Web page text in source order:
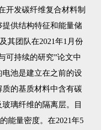
开发碳纤维复合材料制
供结构特征和能量储
其团队在2021年1月份
可持续的研究”论文中
池是建立在之前的设
的基质材料中含有碳
璃纤维的隔离层。目
能量密度。在2021年5